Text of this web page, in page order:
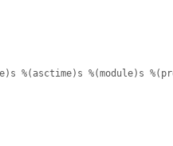
%(module)s